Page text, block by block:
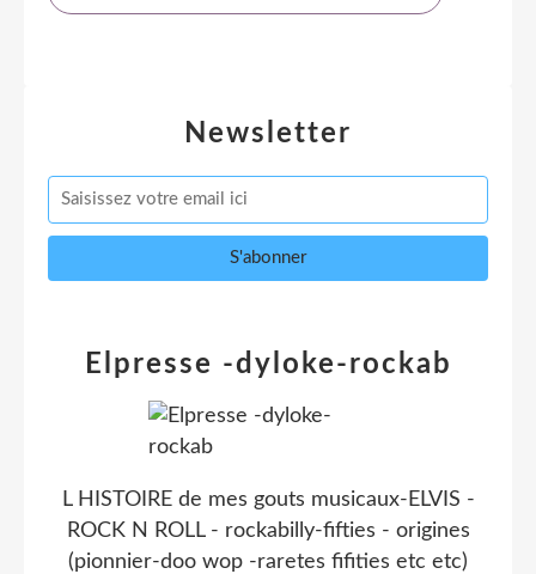
Newsletter
Elpresse -dyloke-rockab
L HISTOIRE de mes gouts musicaux-ELVIS -
ROCK N ROLL - rockabilly-fifties - origines
(pionnier-doo wop -raretes fifities etc etc)